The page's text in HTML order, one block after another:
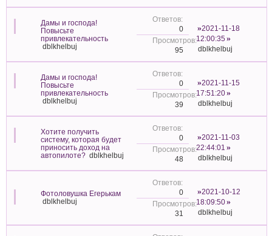
Дамы и господа!
Повысьте
привлекательность
dblkhelbuj
0
95
2021-11-18
12:00:35
dblkhelbuj
Дамы и господа!
Повысьте
привлекательность
dblkhelbuj
0
39
2021-11-15
17:51:20
dblkhelbuj
Хотите получить
систему, которая будет
приносить доход на
автопилоте? dblkhelbuj
0
48
2021-11-03
22:44:01
dblkhelbuj
Фотоловушка Егерькам
dblkhelbuj
0
31
2021-10-12
18:09:50
dblkhelbuj